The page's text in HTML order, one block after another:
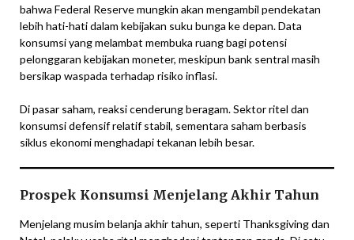
bahwa Federal Reserve mungkin akan mengambil pendekatan
lebih hati-hati dalam kebijakan suku bunga ke depan. Data
konsumsi yang melambat membuka ruang bagi potensi
pelonggaran kebijakan moneter, meskipun bank sentral masih
bersikap waspada terhadap risiko inflasi.
Di pasar saham, reaksi cenderung beragam. Sektor ritel dan
konsumsi defensif relatif stabil, sementara saham berbasis
siklus ekonomi menghadapi tekanan lebih besar.
Prospek Konsumsi Menjelang Akhir Tahun
Menjelang musim belanja akhir tahun, seperti Thanksgiving dan